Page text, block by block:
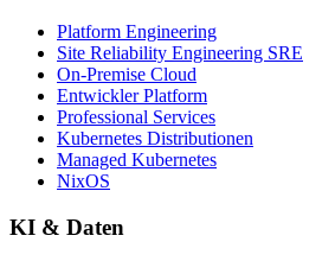
Platform Engineering
Site Reliability Engineering SRE
On-Premise Cloud
Entwickler Platform
Professional Services
Kubernetes Distributionen
Managed Kubernetes
NixOS
KI & Daten